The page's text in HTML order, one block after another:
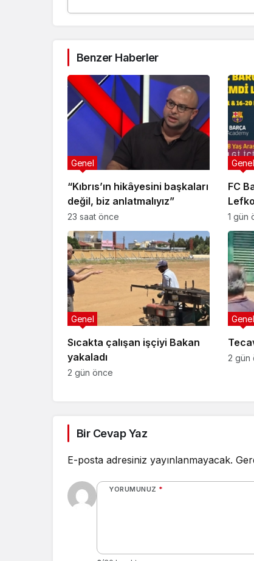
Benzer Haberler
“Kıbrıs’ın hikâyesini başkaları
değil, biz anlatmalıyız”
Genel
23 saat önce
FC
Genel
1 gün
Sıcakta çalışan işçiyi Bakan
yakaladı
Genel
2 gün önce
Genel
2 gün
Bir Cevap Yaz
E-posta adresiniz yayınlanmayacak.
YORUMUNUZ *